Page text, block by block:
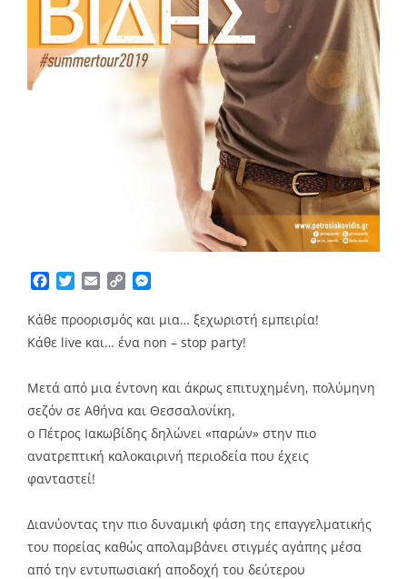
Facebook
TwitterEmailCopy
Κάθε προορισμός και μια… ξεχωριστή εμπειρία!
Κάθε live και… ένα non – stop party!
Μετά από μια έντονη και άκρως επιτυχημένη, πολύμηνη
σεζόν σε Αθήνα και Θεσσαλονίκη,
ο Πέτρος Ιακωβίδης δηλώνει «παρών» στην πιο
ανατρεπτική καλοκαιρινή περιοδεία που έχεις
φανταστεί!
Διανύοντας την πιο δυναμική φάση της επαγγελματικής
του πορείας καθώς απολαμβάνει στιγμές αγάπης μέσα
από την εντυπωσιακή αποδοχή του δεύτερου